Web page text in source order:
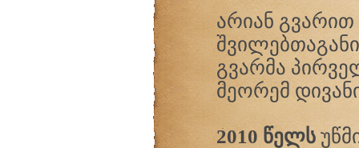
არიან გვარით
გვარმა
მეორემ
2010 წელს